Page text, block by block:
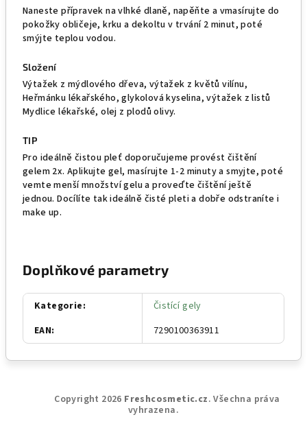
Naneste přípravek na vlhké dlaně, napěňte a vmasírujte do
pokožky obličeje, krku a dekoltu v trvání 2 minut, poté
smýjte teplou vodou.
Složení
Výtažek z mýdlového dřeva, výtažek z květů vilínu,
Heřmánku lékařského, glykolová kyselina, výtažek z listů
Mydlice lékařské, olej z plodů olivy.
TIP
Pro ideálně čistou pleť doporučujeme provést čištění
gelem 2x. Aplikujte gel, masírujte 1-2 minuty a smyjte, poté
vemte menší množství gelu a proveďte čištění ještě
jednou. Docílíte tak ideálně čisté pleti a dobře odstraníte i
make up.
Doplňkové parametry
Kategorie:
Čistící gely
EAN: 7290100363911
Copyright 2026 Freshcosmetic.cz. Všechna práva
vyhrazena.